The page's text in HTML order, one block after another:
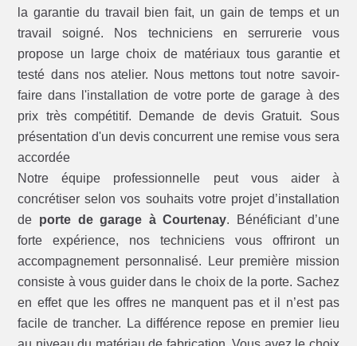
la garantie du travail bien fait, un gain de temps et un
travail soigné. Nos techniciens en serrurerie vous
propose un large choix de matériaux tous garantie et
testé dans nos atelier. Nous mettons tout notre savoir-
faire dans l'installation de votre porte de garage à des
prix très compétitif. Demande de devis Gratuit. Sous
présentation d'un devis concurrent une remise vous sera
accordée
Notre équipe professionnelle peut vous aider à
concrétiser selon vos souhaits votre projet d’installation
de porte de garage à Courtenay. Bénéficiant d’une
forte expérience, nos techniciens vous offriront un
accompagnement personnalisé. Leur première mission
consiste à vous guider dans le choix de la porte. Sachez
en effet que les offres ne manquent pas et il n’est pas
facile de trancher. La différence repose en premier lieu